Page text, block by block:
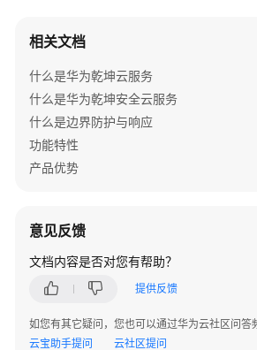
绍
什
么
是
产
优
势
功
相关文档
什么是华为乾坤云服务
什么是华为乾坤安全云服务
什么是边界防护与响应
功能特性
产品优势
意见反馈
文档内容是否对您有帮助？
提供反馈
如您有其它疑问，您也可以通过华为云社区问答
云宝助手提问
云社区提问